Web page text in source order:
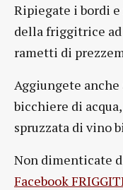
Ripiegate i bordi
della friggitrice ad
rametti di
Aggiungete
bicchiere di
spruzzata di vino
Non dimenticate
Facebook